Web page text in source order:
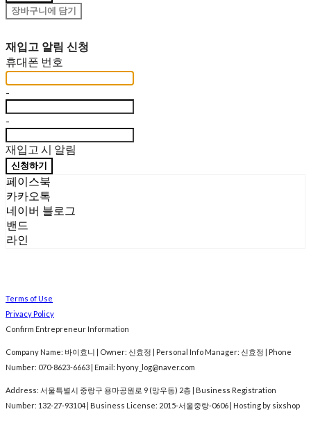
장바구니에 담기
재입고 알림 신청
휴대폰 번호
-
-
재입고 시 알림
신청하기
페이스북
카카오톡
네이버 블로그
밴드
라인
Terms of Use
Privacy Policy
Confirm Entrepreneur Information
Company Name: 바이효니 | Owner: 신효정 | Personal Info Manager: 신효정 | Phone
Number: 070-8623-6663 | Email: hyony_log@naver.com
Address: 서울특별시 중랑구 용마공원로 9 (망우동) 2층 | Business Registration
Number: 132-27-93104 | Business License: 2015-서울중랑-0606 | Hosting by sixshop